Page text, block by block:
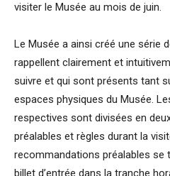
visiter le Musée au mois de juin.
Le Musée a ainsi créé une série
rappellent clairement et
suivre et qui sont présents tant
espaces physiques du Musée.
respectives sont divisées en
préalables et règles durant la
recommandations préalables se
billet d’entrée dans la tranche